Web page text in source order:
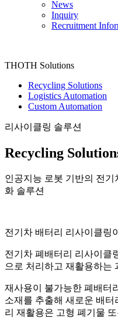
News
Inquiry
Recruitment
THOTH Solutions
Recycling Solutions
Logistics Automation
Custom Automation
리사이클링 솔루션
Recycling
인공지능 로봇 기반의 전
화 솔루션
전기차 배터리 리사이클링
전기차 폐배터리 리사이클
으로 처리하고 재활용하는
재사용이 불가능한 폐배터
소재를 추출해 새로운 배
리 재활용은 고형 폐기물